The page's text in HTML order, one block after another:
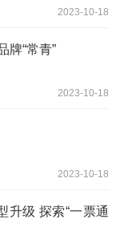
2023-10-18
牌“常青”
2023-10-18
2023-10-18
升级 探索“一票通